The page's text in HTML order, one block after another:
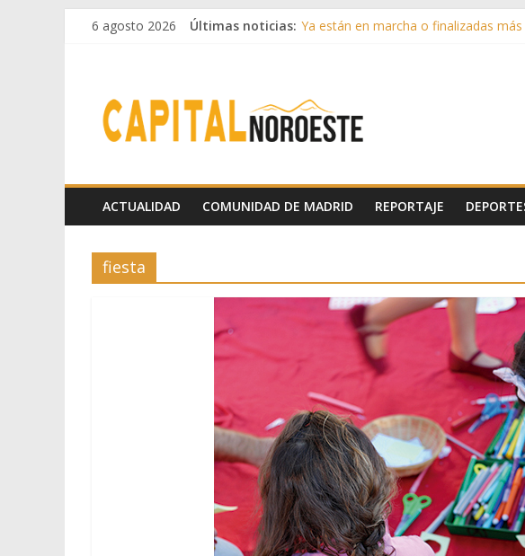
6 agosto 2026 Últimas noticias: Ya están en marcha o finalizadas
Guadarrama abre matricula 2026-
ACTUALIDAD COMUNIDAD DE MADRID REPORTAJE
fiesta